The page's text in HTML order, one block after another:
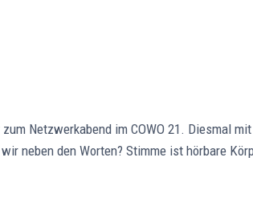
Netzwerkabend im COWO 21. Diesmal
neben den Worten? Stimme ist hörbare